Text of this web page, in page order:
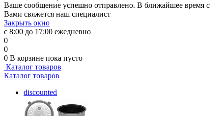
Ваше сообщение успешно отправлено. В ближайшее время с
Вами свяжется наш специалист
Закрыть окно
с 8:00 до 17:00 ежедневно
0
0
0 В корзине пока пусто
Каталог товаров
Каталог товаров
discounted